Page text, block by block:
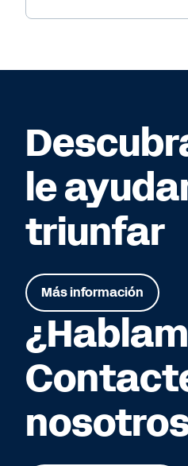
le
triunfar
Más información